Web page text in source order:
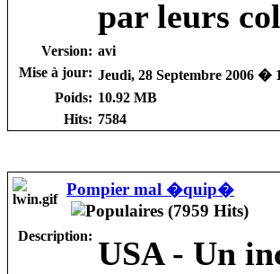
par leurs
Version: avi
Mise à jour: Jeudi, 28 Septembre 2006 �
Poids: 10.92 MB
Hits: 7584
Pompier mal �quip�
Description: USA - Un